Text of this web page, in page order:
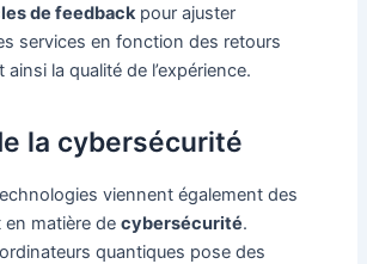
de feedback pour ajuster
services en fonction des retours
la qualité de l’expérience.
la cybersécurité
viennent également des
en matière decybersécurité.
quantiques pose des